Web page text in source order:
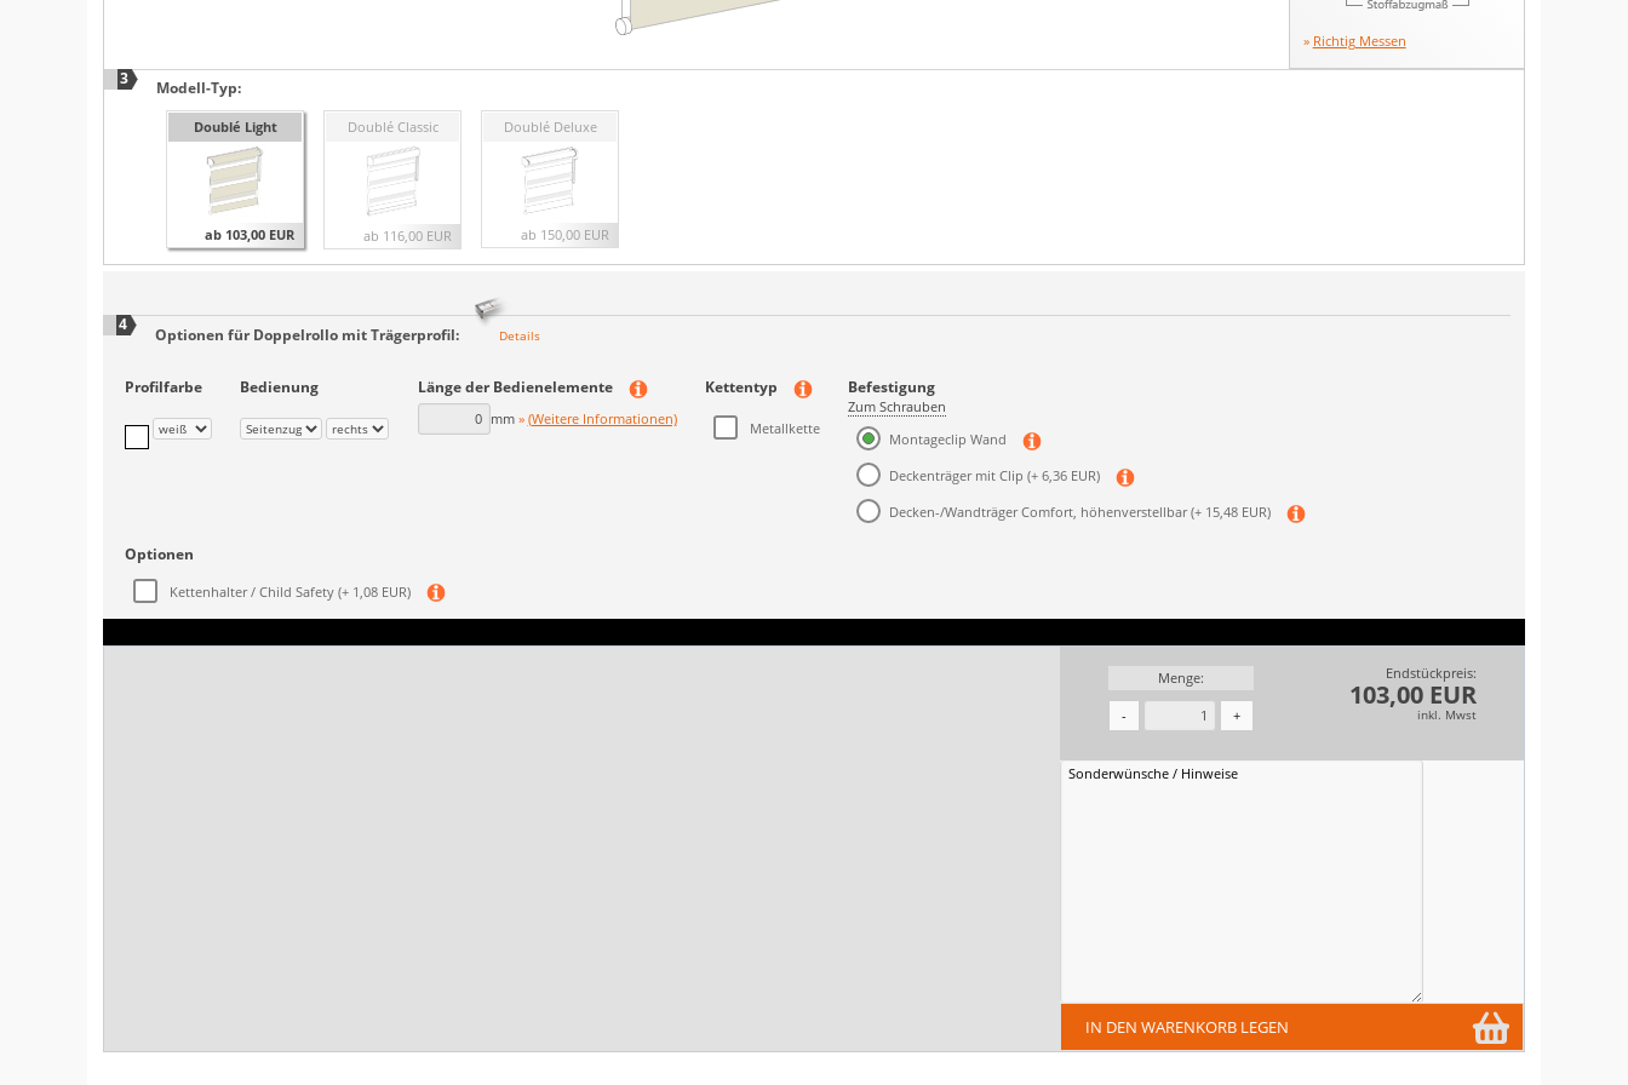
Richtig Messen
3 Modell-Typ:
Doublé Light
ab 103,00 EUR
Doublé Classic
ab 116,00 EUR
Doublé Deluxe
ab 150,00 EUR
4 Optionen fürDoppelrollo mit Trägerprofil: Details
Profilfarbe Bedienung Länge der Bedienelemente
mm (Weitere Informationen)
Kettentyp
Metallkette
Befestigung
Zum Schrauben
Montageclip Wand
Deckenträger mit Clip (+ 6,36 EUR)
Decken-/Wandträger Comfort, höhenverstellbar(+ 15,48 EUR)
Optionen
Kettenhalter / Child Safety (+ 1,08 EUR)
Menge:
- +
Endstückpreis:
103,00 EUR
inkl. Mwst
IN DEN WARENKORB LEGEN